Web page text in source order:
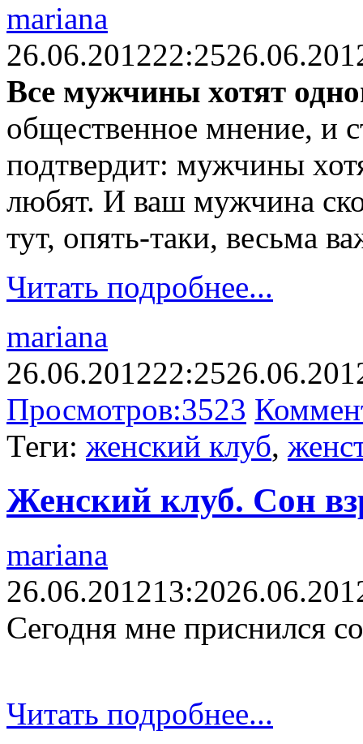
mariana
26.06.201222:25
Все мужчины хотят
общественное мнение, и
подтвердит: мужчины
любят. И ваш мужчина
тут, опять-таки, весьма
Читать подробнее...
mariana
26.06.201222:25
Просмотров:3523
Теги: женский клуб,
Женский клуб. Сон
mariana
26.06.201213:20
Сегодня мне приснился
Читать подробнее...